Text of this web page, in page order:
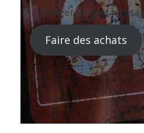
Rédiger un bref
Faire des achats